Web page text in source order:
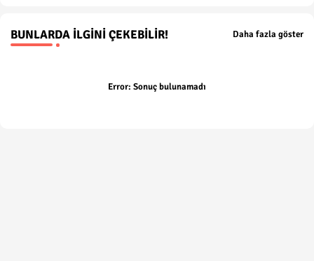
BUNLARDA İLGINI ÇEKEBILIR! Daha fazla göster
Error: Sonuç bulunamadı